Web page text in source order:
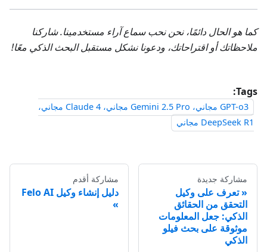
كما هو الحال دائمًا، نحن نحب سماع آراء مستخدمينا. شاركنا
ملاحظاتك أو اقتراحاتك، ودعونا نشكل مستقبل البحث الذكي معًا!
Tags:
GPT-o3 مجاني، Gemini 2.5 Pro مجاني، Claude 4 مجاني،
DeepSeek R1 مجاني
مشاركة جديدة
تعرف على وكيل
التحقق من الحقائق
الذكي: جعل المعلومات
موثوقة على بحث فيلو
الذكي
مشاركة أقدم
دليل إنشاء وكيل Felo AI